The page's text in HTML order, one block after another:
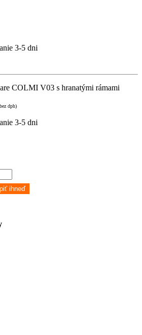
3-5 dni
COLMI V03 s hranatými rámami
bez dph)
3-5 dni
ihneď